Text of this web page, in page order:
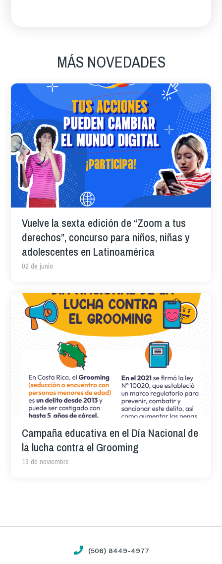
MÁS NOVEDADES
Vuelve la sexta edición de “Zoom a tus
derechos”, concurso para niños, niñas y
adolescentes en Latinoamérica
02 de junio
Campaña educativa en el Día Nacional de
la lucha contra el Grooming
13 de noviembre
(506) 8449-4977